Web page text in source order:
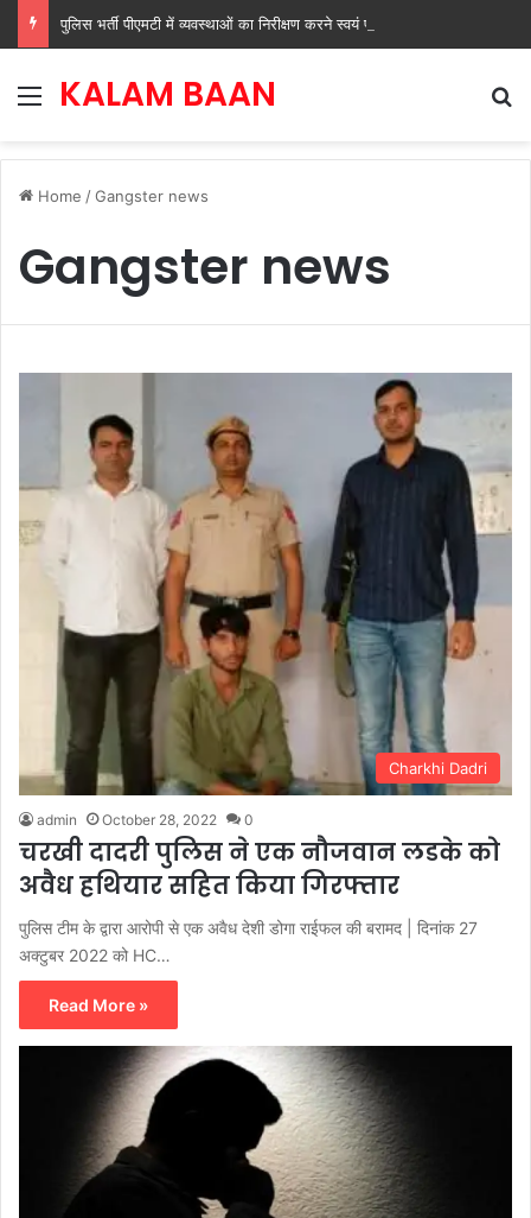
Menu
KALAM BAAN
Home /Gangster news
Gangster news
Charkhi Dadri
admin October 28, 2022 0
चरखी दादरी पुलिस ने एक नौजवान लडके को
अवैध हथियार सहित किया गिरफ्तार
पुलिस टीम के द्वारा आरोपी से एक अवैध देशी डोगा राईफल की बरामद | दिनांक 27
अक्टुबर 2022 को HC…
Read More »